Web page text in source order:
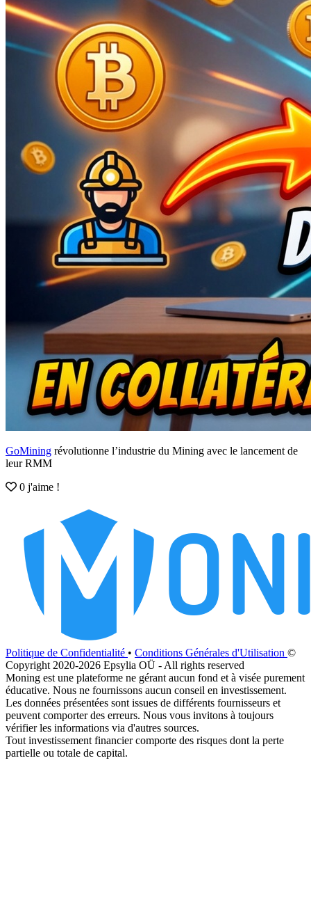
GoMining révolutionne l’industrie du Mining avec le lancement de
leur RMM
0 j'aime !
Politique de Confidentialité • Conditions Générales d'Utilisation ©
Copyright 2020-2026 Epsylia OÜ - All rights reserved
Moning est une plateforme ne gérant aucun fond et à visée purement
éducative. Nous ne fournissons aucun conseil en investissement.
Les données présentées sont issues de différents fournisseurs et
peuvent comporter des erreurs. Nous vous invitons à toujours
vérifier les informations via d'autres sources.
Tout investissement financier comporte des risques dont la perte
partielle ou totale de capital.